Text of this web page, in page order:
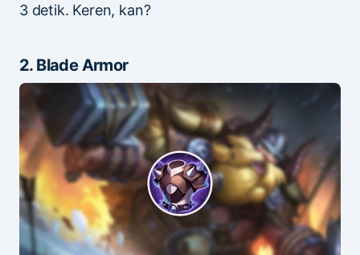
3 detik. Keren, kan?
2. Blade Armor